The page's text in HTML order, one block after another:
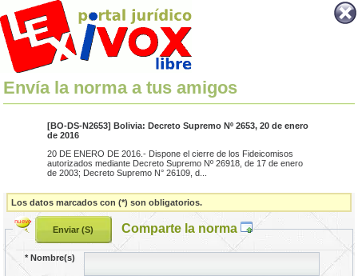
Envía la norma a tus amigos
[BO-DS-N2653] Bolivia: Decreto Supremo Nº 2653, 20 de enero
de 2016
20 DE ENERO DE 2016.- Dispone el cierre de los Fideicomisos
autorizados mediante Decreto Supremo Nº 26918, de 17 de enero
de 2003; Decreto Supremo N° 26109, d...
Los datos marcados con (*) son obligatorios.
Comparte la norma
*Nombre(s)